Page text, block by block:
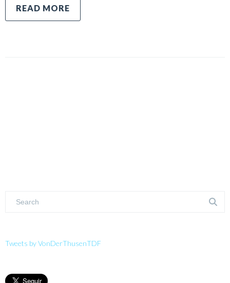
READ MORE
Tweets by VonDerThusenTDF